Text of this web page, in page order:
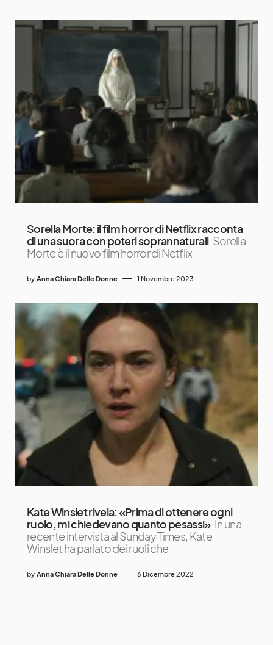
Sorella Morte: il film horror di Netflix racconta
di una suora con poteri soprannaturali Sorella
Morte è il nuovo film horror di Netflix
by Anna Chiara Delle Donne 1 Novembre 2023
Kate Winslet rivela: «Prima di ottenere ogni
ruolo, mi chiedevano quanto pesassi» In una
recente intervista al Sunday Times, Kate
Winslet ha parlato dei ruoli che
by Anna Chiara Delle Donne 6 Dicembre 2022